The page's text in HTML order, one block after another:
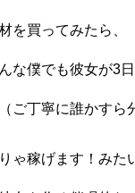
を買ってみたら、
な僕でも彼女が3
ご丁寧に誰かすら
ゃ稼げます！みた